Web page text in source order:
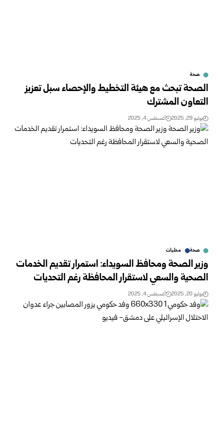
صحة
الصحة تبحث مع هيئة التخطيط والإحصاء سبل تعزيز
التعاون المشترك
يوليو 29, 2025 أغسطس 4, 2025
صحة محليات
وزير الصحة ومحافظ السويداء: استمرار تقديم الخدمات
الصحية والسعي لاستقرار المحافظة رغم التحديات
يوليو 20, 2025 أغسطس 4, 2025